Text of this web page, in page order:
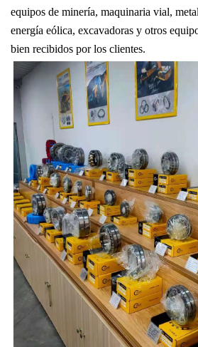
equipos de minería, maquinaria vial,
energía eólica, excavadoras y otros
bien recibidos por los clientes.